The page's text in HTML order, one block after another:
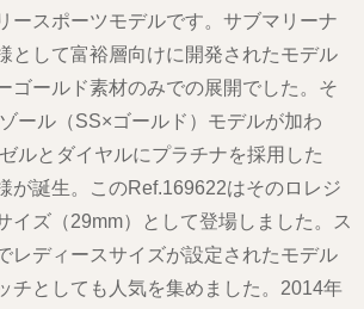
ースポーツモデルです。サブマリーナ
として富裕層向けに開発されたモデル
ゴールド素材のみでの展開でした。そ
ール（SS×ゴールド）モデルが加わ
ルとダイヤルにプラチナを採用した
が誕生。このRef.169622はそのロレジ
イズ（29mm）として登場しました。ス
レディースサイズが設定されたモデル
チとしても人気を集めました。2014年